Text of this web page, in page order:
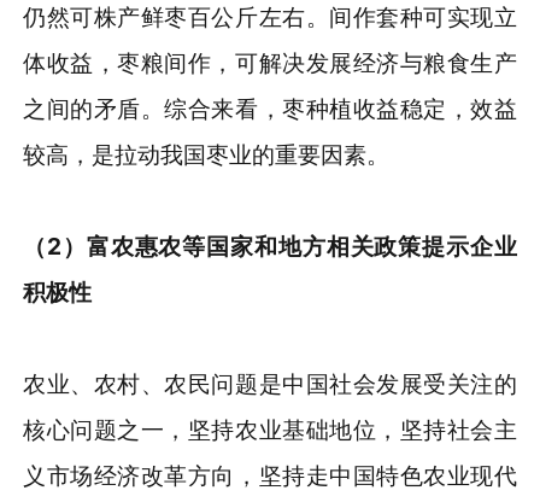
仍然可株产鲜枣百公斤左右。间作套种可实现立
体收益，枣粮间作，可解决发展经济与粮食生产
之间的矛盾。综合来看，枣种植收益稳定，效益
较高，是拉动我国枣业的重要因素。
（2 ） 富农惠农等国家和地方相关政策提示企业
积极性
农业、农村、农民问题是中国社会发展受关注的
核心问题之一，坚持农业基础地位，坚持社会主
义市场经济改革方向，坚持走中国特色农业现代